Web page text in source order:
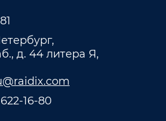
д. 44 литера Я,
16-80